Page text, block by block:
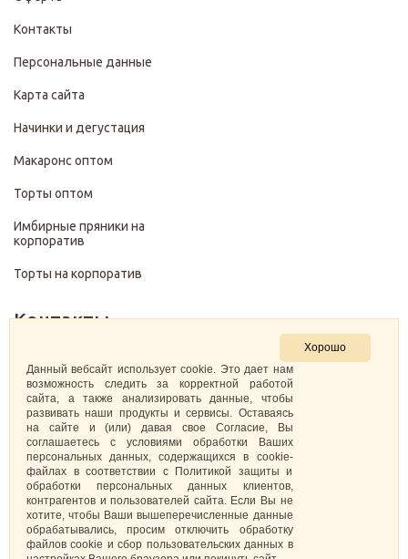
Контакты
Персональные данные
Карта сайта
Начинки и дегустация
Макаронс оптом
Торты оптом
Имбирные пряники на
корпоратив
Торты на корпоратив
Контакты
+7 (499) 322-28-29
pirojenka.rf@gmail.com
Москва, Павелецкая набережная 10к1
ИНН: 773575794220
Самозанятая Кретова Анастасия Юрьевна
Хорошо
Данный вебсайт использует cookie. Это дает нам
возможность следить за корректной работой
сайта, а также анализировать данные, чтобы
развивать наши продукты и сервисы. Оставаясь
на сайте и (или) давая свое Согласие, Вы
соглашаетесь с условиями обработки Ваших
персональных данных, содержащихся в cookie-
файлах в соответствии с Политикой защиты и
обработки персональных данных клиентов,
контрагентов и пользователей сайта. Если Вы не
хотите, чтобы Ваши вышеперечисленные данные
обрабатывались, просим отключить обработку
файлов cookie и сбор пользовательских данных в